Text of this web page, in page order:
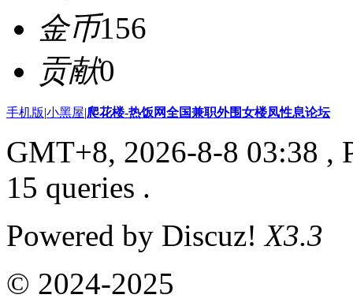
金币156
贡献0
手机版|小黑屋|爬花楼-热饭网全国兼职外围女楼凤性息论坛
GMT+8, 2026-8-8 03:38 ,
15 queries .
Powered by Discuz!X3.3
© 2024-2025